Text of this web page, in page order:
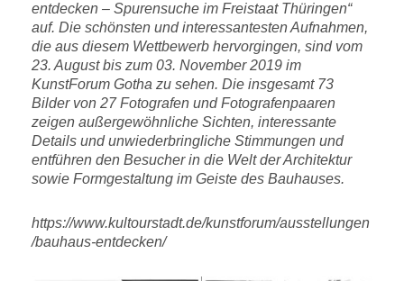
entdecken – Spurensuche im Freistaat Thüringen“
auf. Die schönsten und interessantesten Aufnahmen,
die aus diesem Wettbewerb hervorgingen, sind vom
23. August bis zum 03. November 2019 im
KunstForum Gotha zu sehen. Die insgesamt 73
Bilder von 27 Fotografen und Fotografenpaaren
zeigen außergewöhnliche Sichten, interessante
Details und unwiederbringliche Stimmungen und
entführen den Besucher in die Welt der Architektur
sowie Formgestaltung im Geiste des Bauhauses.
https://www.kultourstadt.de/kunstforum/ausstellungen
/bauhaus-entdecken/